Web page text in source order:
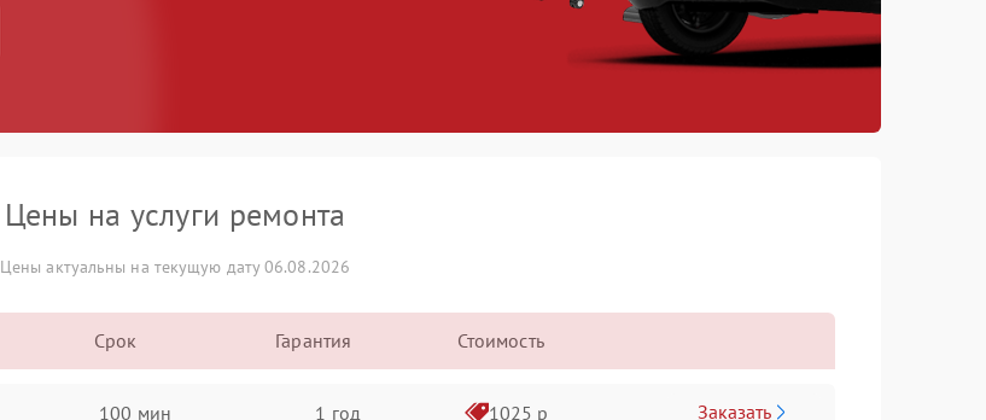
Цены на услуги ремонта
Цены актуальны на текущую дату 06.08.2026
Срок Гарантия Стоимость
100 мин 1 год 1025 р Заказать